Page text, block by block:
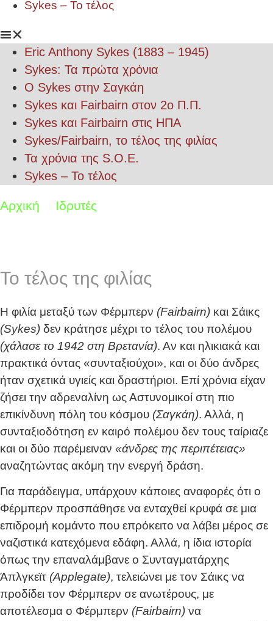
Sykes – Το τέλος
Eric Anthony Sykes (1883 – 1945)
Sykes: Τα πρώτα χρόνια
Ο Sykes στην Σαγκάη
Sykes και Fairbairn στον 2ο Π.Π.
Sykes και Fairbairn στις ΗΠΑ
Sykes/Fairbairn, το τέλος της φιλίας
Τα χρόνια της S.O.E.
Sykes – Το τέλος
Αρχική Ιδρυτές
Το τέλος της φιλίας
Η φιλία μεταξύ των Φέρμπερν (Fairbairn) και Σάικς
(Sykes) δεν κράτησε μέχρι το τέλος του πολέμου
(χάλασε το 1942 στη Βρετανία). Αν και ηλικιακά και
πρακτικά όντας «συνταξιούχοι», και οι δύο άνδρες
ήταν σχετικά υγιείς και δραστήριοι. Επί χρόνια είχαν
ζήσει την αδρεναλίνη ως Αστυνομικοί στη πιο
επικίνδυνη πόλη του κόσμου (Σαγκάη). Αλλά, η
συνταξιοδότηση εν καιρό πολέμου δεν τους ταίριαζε
και οι δύο παρέμειναν «άνδρες της περιπέτειας»
αναζητώντας ακόμη την ενεργή δράση.
Για παράδειγμα, υπάρχουν κάποιες αναφορές ότι ο
Φέρμπερν προσπάθησε να ενταχθεί κρυφά σε μια
επιδρομή κομάντο που επρόκειτο να λάβει μέρος σε
ναζιστικά κατεχόμενα εδάφη. Αλλά, η ίδια ιστορία
όπως την επαναλάμβανε ο Συνταγματάρχης
Άπλγκεϊτ (Applegate), τελειώνει με τον Σάικς να
προδίδει τον Φέρμπερν σε ανωτέρους, με
αποτέλεσμα ο Φέρμπερν (Fairbairn) να